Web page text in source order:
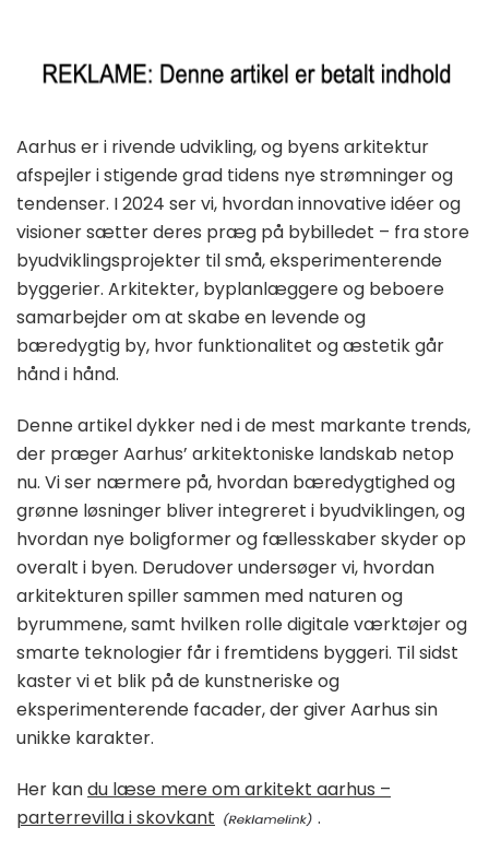
Aarhus er i rivende udvikling, og byens arkitektur
afspejler i stigende grad tidens nye strømninger og
tendenser. I 2024 ser vi, hvordan innovative idéer og
visioner sætter deres præg på bybilledet – fra store
byudviklingsprojekter til små, eksperimenterende
byggerier. Arkitekter, byplanlæggere og beboere
samarbejder om at skabe en levende og
bæredygtig by, hvor funktionalitet og æstetik går
hånd i hånd.
Denne artikel dykker ned i de mest markante trends,
der præger Aarhus’ arkitektoniske landskab netop
nu. Vi ser nærmere på, hvordan bæredygtighed og
grønne løsninger bliver integreret i byudviklingen, og
hvordan nye boligformer og fællesskaber skyder op
overalt i byen. Derudover undersøger vi, hvordan
arkitekturen spiller sammen med naturen og
byrummene, samt hvilken rolle digitale værktøjer og
smarte teknologier får i fremtidens byggeri. Til sidst
kaster vi et blik på de kunstneriske og
eksperimenterende facader, der giver Aarhus sin
unikke karakter.
Her kandu læse mere om arkitekt aarhus –
parterrevilla i skovkant
.